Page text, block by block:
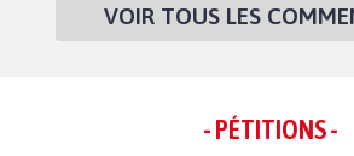
VOIR TOUS LES
- PÉTITIONS -